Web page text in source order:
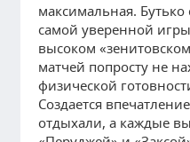
максимальная.
самой уверенной
высоком
матчей попросту не
физической
Создается
отдыхали, а каждые